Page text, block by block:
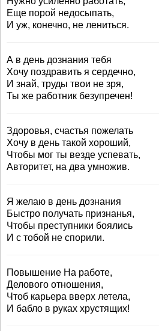
Еще порой недосыпать,
И уж, конечно, не лениться.
А в день дознания тебя
Хочу поздравить я сердечно,
И знай, труды твои не зря,
Ты же работник безупречен!
Здоровья, счастья пожелать
Хочу в день такой хороший,
Чтобы мог ты везде успевать,
Авторитет, на два умножив.
Я желаю в день дознания
Быстро получать признанья,
Чтобы преступники боялись
И с тобой не спорили.
Повышение На работе,
Делового отношения,
Чтоб карьера вверх летела,
И бабло в руках хрустящих!